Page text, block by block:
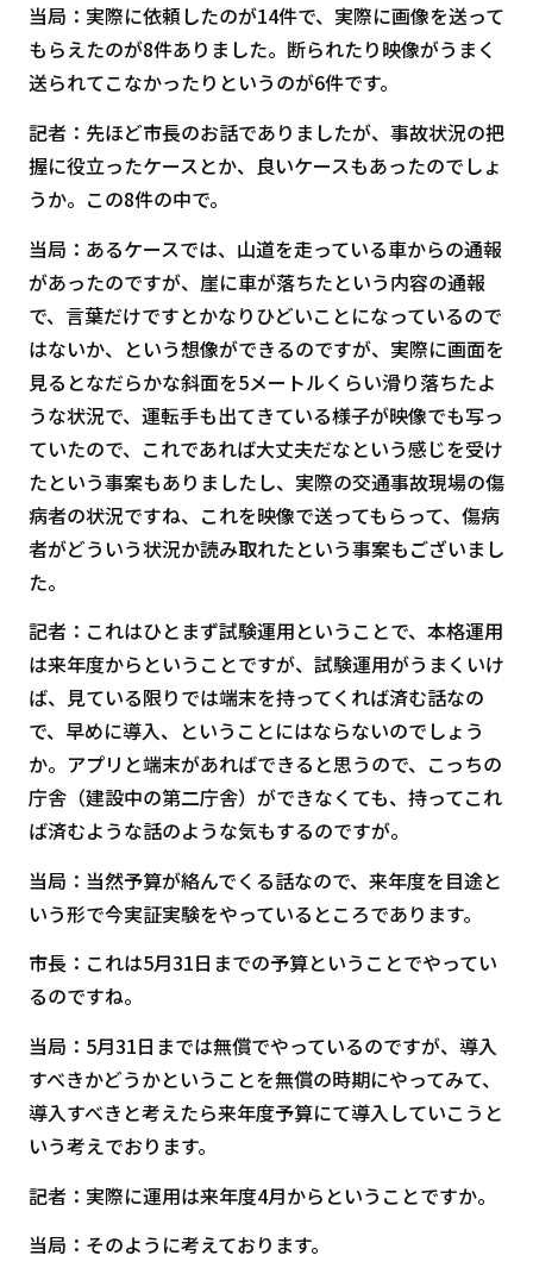
当局：実際に依頼したのが14件で、実際に画像を送って
もらえたのが8件ありました。断られたり映像がうまく
送られてこなかったりというのが6件です。
記者：先ほど市長のお話でありましたが、事故状況の把
握に役立ったケースとか、良いケースもあったのでしょ
うか。この8件の中で。
当局：あるケースでは、山道を走っている車からの通報
があったのですが、崖に車が落ちたという内容の通報
で、言葉だけですとかなりひどいことになっているので
はないか、という想像ができるのですが、実際に画面を
見るとなだらかな斜面を5メートルくらい滑り落ちたよ
うな状況で、運転手も出てきている様子が映像でも写っ
ていたので、これであれば大丈夫だなという感じを受け
たという事案もありましたし、実際の交通事故現場の傷
病者の状況ですね、これを映像で送ってもらって、傷病
者がどういう状況か読み取れたという事案もございまし
た。
記者：これはひとまず試験運用ということで、本格運用
は来年度からということですが、試験運用がうまくいけ
ば、見ている限りでは端末を持ってくれば済む話なの
で、早めに導入、ということにはならないのでしょう
か。アプリと端末があればできると思うので、こっちの
庁舎（建設中の第二庁舎）ができなくても、持ってこれ
ば済むような話のような気もするのですが。
当局：当然予算が絡んでくる話なので、来年度を目途と
いう形で今実証実験をやっているところであります。
市長：これは5月31日までの予算ということでやってい
るのですね。
当局：5月31日までは無償でやっているのですが、導入
すべきかどうかということを無償の時期にやってみて、
導入すべきと考えたら来年度予算にて導入していこうと
いう考えでおります。
記者：実際に運用は来年度4月からということですか。
当局：そのように考えております。